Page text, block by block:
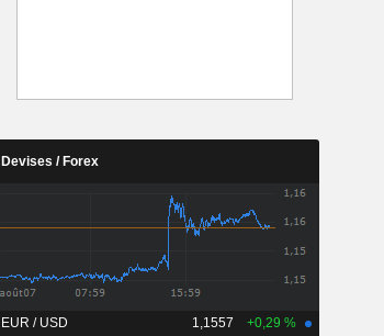
Devises / Forex
EUR / USD 1,1557 +0,29 %